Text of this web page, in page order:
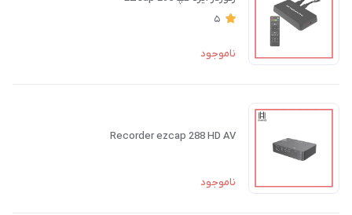
5
ناموجود
Recorder ezcap 288 HD AV
ناموجود